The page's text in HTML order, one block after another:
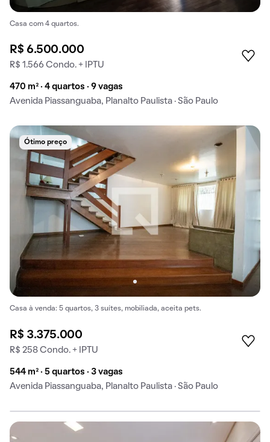
Casa com 4 quartos.
R$ 6.500.000
R$ 1.566 Condo. + IPTU
470 m² · 4 quartos · 9 vagas
Avenida Piassanguaba, Planalto Paulista · São Paulo
Ótimo preço
Casa à venda: 5 quartos, 3 suítes, mobiliada, aceita pets.
R$ 3.375.000
R$ 258 Condo. + IPTU
544 m² · 5 quartos · 3 vagas
Avenida Piassanguaba, Planalto Paulista · São Paulo